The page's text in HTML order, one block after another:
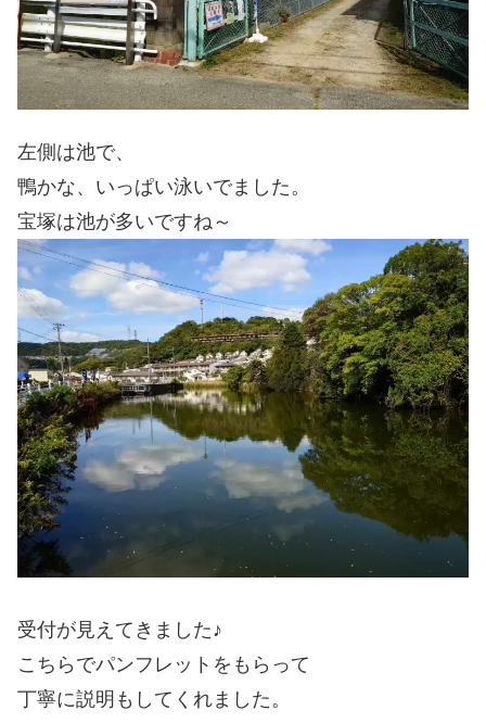
左側は池で、
鴨かな、いっぱい泳いでました。
宝塚は池が多いですね～
受付が見えてきました♪
こちらでパンフレットをもらって
丁寧に説明もしてくれました。